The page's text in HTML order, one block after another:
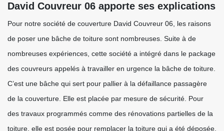
David Couvreur 06 apporte ses explications
Pour notre société de couverture David Couvreur 06, les raisons
de poser une bâche de toiture sont nombreuses. Suite à de
nombreuses expériences, cette société a intégré dans le package
des couvreurs appelés à travailler en urgence la bâche de toiture.
C’est une bâche qui sert pour pallier à la défaillance passagère
de la couverture. Elle est placée par mesure de sécurité. Pour
des travaux programmés comme des rénovations partielles de la
toiture, elle est posée pour remplacer la toiture qui a été déposée.